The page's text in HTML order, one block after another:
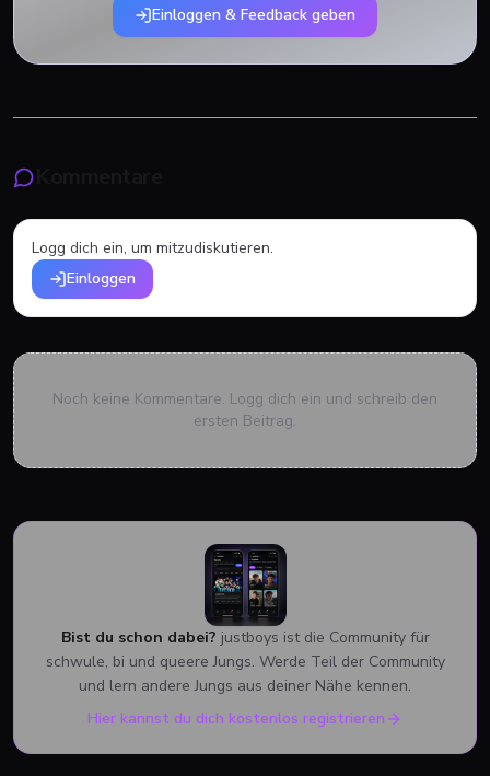
Einloggen & Feedback geben
Logg dich ein, um mitzudiskutieren.
Einloggen
Noch keine Kommentare. Logg dich ein und schreib den
ersten Beitrag.
Bist du schon dabei? justboys ist die Community für
schwule, bi und queere Jungs. Werde Teil der Community
und lern andere Jungs aus deiner Nähe kennen.
Hier kannst du dich kostenlos registrieren